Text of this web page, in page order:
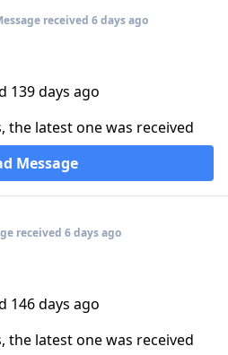
received 6 days ago
139 days ago
the latest one was received
Message
received 6 days ago
146 days ago
the latest one was received